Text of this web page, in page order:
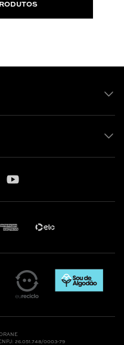
26.051.748/0003-79